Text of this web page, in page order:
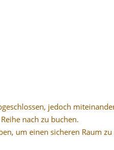
jedoch
nach zu buchen.
um einen sicheren Raum zu